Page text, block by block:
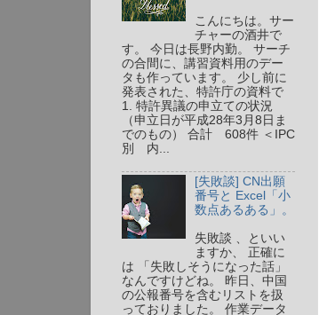
こんにちは。サー
チャーの酒井で
す。 今日は長野内勤。 サーチ
の合間に、講習資料用のデー
タも作っています。 少し前に
発表された、特許庁の資料で
1. 特許異議の申立ての状況
（申立日が平成28年3月8日ま
でのもの） 合計 608件 ＜IPC
別 内...
[失敗談] CN出願
番号と Excel「小
数点あるある」。
失敗談 、といい
ますか、 正確に
は 「失敗しそうになった話」
なんですけどね。 昨日、中国
の公報番号を含むリストを扱
っておりました。 作業データ